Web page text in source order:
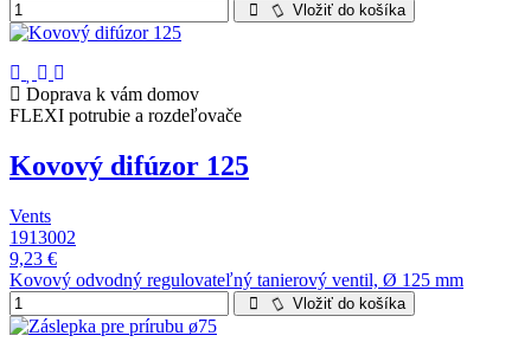
Vložiť do košíka
Doprava k vám domov
FLEXI potrubie a rozdeľovače
Kovový difúzor 125
Vents
1913002
9,23 €
Kovový odvodný regulovateľný tanierový ventil, Ø 125 mm
Vložiť do košíka